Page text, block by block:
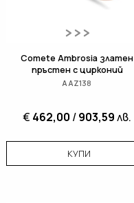
Comete Ambrosia златен
пръстен с цирконий
AAZ138
€ 462,00 /903,59лв.
КУПИ